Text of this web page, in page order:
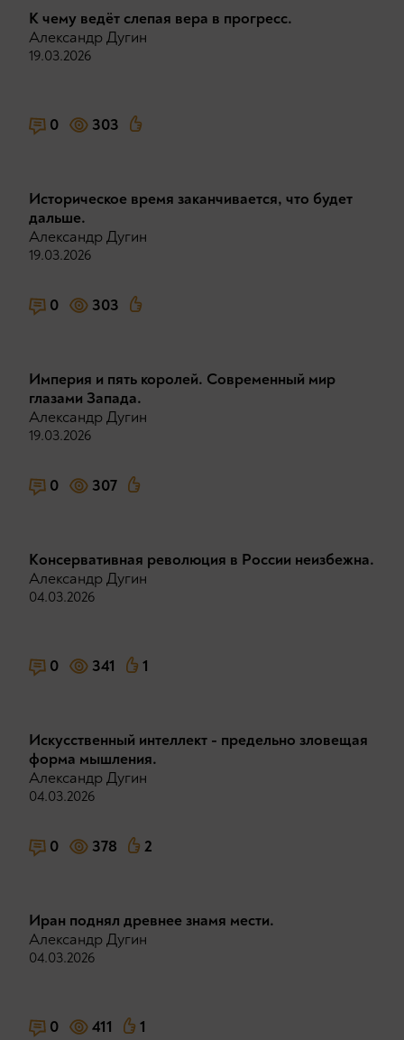
К чему ведёт слепая вера в прогресс.
Александр Дугин
19.03.2026
0 303
Историческое время заканчивается, что будет
дальше.
Александр Дугин
19.03.2026
0 303
Империя и пять королей. Современный мир
глазами Запада.
Александр Дугин
19.03.2026
0 307
Консервативная революция в России неизбежна.
Александр Дугин
04.03.2026
0 341 1
Искусственный интеллект - предельно зловещая
форма мышления.
Александр Дугин
04.03.2026
0 378 2
Иран поднял древнее знамя мести.
Александр Дугин
04.03.2026
0 411 1